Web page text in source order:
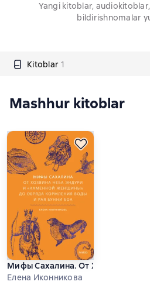
Yangi kitoblar,
bildirishnomalar
Kitoblar 1
Mashhur kitoblar
Мифы Сахалина. От Хозяина
Елена Иконникова